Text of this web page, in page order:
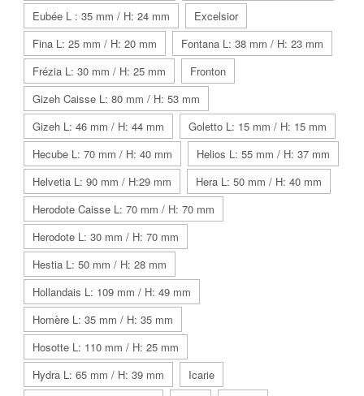
Eubée L : 35 mm / H: 24 mm
Excelsior
Fina L: 25 mm / H: 20 mm
Fontana L: 38 mm / H: 23 mm
Frézia L: 30 mm / H: 25 mm
Fronton
Gizeh Caisse L: 80 mm / H: 53 mm
Gizeh L: 46 mm / H: 44 mm
Goletto L: 15 mm / H: 15 mm
Hecube L: 70 mm / H: 40 mm
Helios L: 55 mm / H: 37 mm
Helvetia L: 90 mm / H:29 mm
Hera L: 50 mm / H: 40 mm
Herodote Caisse L: 70 mm / H: 70 mm
Herodote L: 30 mm / H: 70 mm
Hestia L: 50 mm / H: 28 mm
Hollandais L: 109 mm / H: 49 mm
Homère L: 35 mm / H: 35 mm
Hosotte L: 110 mm / H: 25 mm
Hydra L: 65 mm / H: 39 mm
Icarie